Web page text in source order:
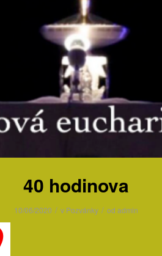
40 hodinova
10/06/2020 / v Pozvánky / od admin